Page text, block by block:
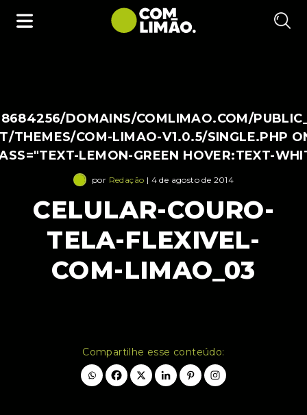
DOMAINS/COMLIMAO.COM/
THEMES/COM-LIMAO-V1.0.5/SINGLE.PHP
LEMON-GREEN HOVER:TEXT-
por Redação | 4 de agosto de 2014
CELULAR-COURO-
TELA-FLEXIVEL-
COM-LIMAO_03
Compartilhe esse conteúdo: